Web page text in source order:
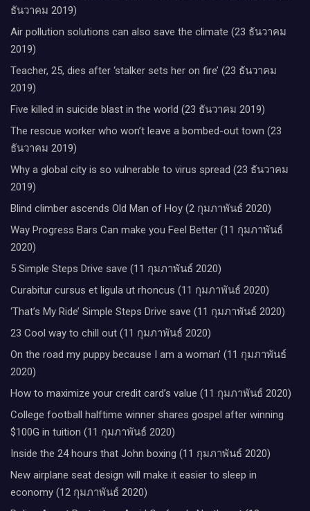
ธันวาคม 2019)
Air pollution solutions can also save the climate (23 ธันวาคม
2019)
Teacher, 25, dies after ‘stalker sets her on fire’ (23 ธันวาคม
2019)
Five killed in suicide blast in the world (23 ธันวาคม 2019)
The rescue worker who won’t leave a bombed-out town (23
ธันวาคม 2019)
Why a global city is so vulnerable to virus spread (23 ธันวาคม
2019)
Blind climber ascends Old Man of Hoy (2 กุมภาพันธ์ 2020)
Way Progress Bars Can make you Feel Better (11 กุมภาพันธ์
2020)
5 Simple Steps Drive save (11 กุมภาพันธ์ 2020)
Curabitur cursus et ligula ut rhoncus (11 กุมภาพันธ์ 2020)
‘That’s My Ride’ Simple Steps Drive save (11 กุมภาพันธ์ 2020)
23 Cool way to chill out (11 กุมภาพันธ์ 2020)
On the road my puppy because I am a woman’ (11 กุมภาพันธ์
2020)
How to maximize your credit card’s value (11 กุมภาพันธ์ 2020)
College football halftime winner shares gospel after winning
$100G in tuition (11 กุมภาพันธ์ 2020)
Inside the 24 hours that John boxing (11 กุมภาพันธ์ 2020)
New airplane seat design will make it easier to sleep in
economy (12 กุมภาพันธ์ 2020)